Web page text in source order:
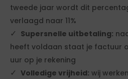
tweede jaar wordt dit
verlaagd naar 11%
Supersnelle uitbetaling:
heeft voldaan staat je factuur
uur op je rekening
Volledige vrijheid: wij